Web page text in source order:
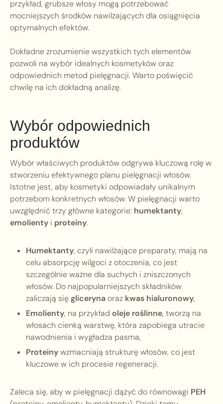
przykład, grubsze włosy mogą potrzebować
mocniejszych środków nawilżających dla osiągnięcia
optymalnych efektów.
Dokładne zrozumienie wszystkich tych elementów
pozwoli na wybór idealnych kosmetyków oraz
odpowiednich metod pielęgnacji. Warto poświęcić
chwilę na ich dokładną analizę.
Wybór odpowiednich
produktów
Wybór właściwych produktów odgrywa kluczową rolę w
stworzeniu efektywnego planu pielęgnacji włosów.
Istotne jest, aby kosmetyki odpowiadały unikalnym
potrzebom konkretnych włosów. W pielęgnacji warto
uwzględnić trzy główne kategorie: humektanty,
emolienty i proteiny.
Humektanty, czyli nawilżające preparaty, mają na
celu absorpcję wilgoci z otoczenia, co jest
szczególnie ważne dla suchych i zniszczonych
włosów. Do najpopularniejszych składników
zaliczają sięglicerynaoraz kwas hialuronowy,
Emolienty, na przykład oleje roślinne, tworzą na
włosach cienką warstwę, która zapobiega utracie
nawodnienia i wygładza pasma,
Proteinywzmacniają strukturę włosów, co jest
kluczowe w ich procesie regeneracji.
Zaleca się, aby w pielęgnacji dążyć do równowagi PEH